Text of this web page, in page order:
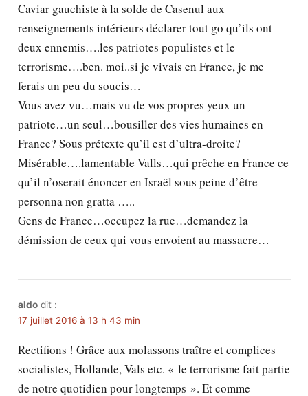
Caviar gauchiste à la solde de Casenul aux
renseignements intérieurs déclarer tout go qu’ils ont
deux ennemis….les patriotes populistes et le
terrorisme….ben. moi..si je vivais en France, je me
ferais un peu du soucis…
Vous avez vu…mais vu de vos propres yeux un
patriote…un seul…bousiller des vies humaines en
France? Sous prétexte qu’il est d’ultra-droite?
Misérable….lamentable Valls…qui prêche en France ce
qu’il n’oserait énoncer en Israël sous peine d’être
personna non gratta …..
Gens de France…occupez la rue…demandez la
démission de ceux qui vous envoient au massacre…
aldo dit :
17 juillet 2016 à 13 h 43 min
Rectifions ! Grâce aux molassons traître et complices
socialistes, Hollande, Vals etc. « le terrorisme fait partie
de notre quotidien pour longtemps ». Et comme